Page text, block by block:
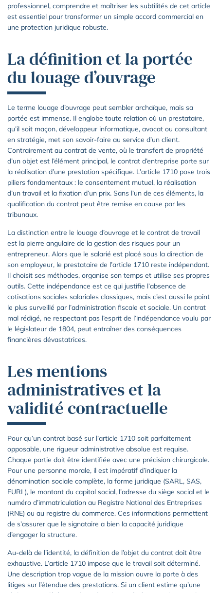
professionnel, comprendre et maîtriser les subtilités de cet article
est essentiel pour transformer un simple accord commercial en
une protection juridique robuste.
La définition et la portée
du louage d’ouvrage
Le terme louage d’ouvrage peut sembler archaïque, mais sa
portée est immense. Il englobe toute relation où un prestataire,
qu’il soit maçon, développeur informatique, avocat ou consultant
en stratégie, met son savoir-faire au service d’un client.
Contrairement au contrat de vente, où le transfert de propriété
d’un objet est l’élément principal, le contrat d’entreprise porte sur
la réalisation d’une prestation spécifique. L’article 1710 pose trois
piliers fondamentaux : le consentement mutuel, la réalisation
d’un travail et la fixation d’un prix. Sans l’un de ces éléments, la
qualification du contrat peut être remise en cause par les
tribunaux.
La distinction entre le louage d’ouvrage et le contrat de travail
est la pierre angulaire de la gestion des risques pour un
entrepreneur. Alors que le salarié est placé sous la direction de
son employeur, le prestataire de l’article 1710 reste indépendant.
Il choisit ses méthodes, organise son temps et utilise ses propres
outils. Cette indépendance est ce qui justifie l’absence de
cotisations sociales salariales classiques, mais c’est aussi le point
le plus surveillé par l’administration fiscale et sociale. Un contrat
mal rédigé, ne respectant pas l’esprit de l’indépendance voulu par
le législateur de 1804, peut entraîner des conséquences
financières dévastatrices.
Les mentions
administratives et la
validité contractuelle
Pour qu’un contrat basé sur l’article 1710 soit parfaitement
opposable, une rigueur administrative absolue est requise.
Chaque partie doit être identifiée avec une précision chirurgicale.
Pour une personne morale, il est impératif d’indiquer la
dénomination sociale complète, la forme juridique (SARL, SAS,
EURL), le montant du capital social, l’adresse du siège social et le
numéro d’immatriculation au Registre National des Entreprises
(RNE) ou au registre du commerce. Ces informations permettent
de s’assurer que le signataire a bien la capacité juridique
d’engager la structure.
Au-delà de l’identité, la définition de l’objet du contrat doit être
exhaustive. L’article 1710 impose que le travail soit déterminé.
Une description trop vague de la mission ouvre la porte à des
litiges sur l’étendue des prestations. Si un client estime qu’une